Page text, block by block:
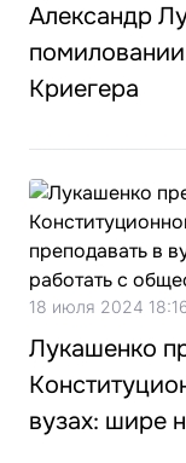
Александр
Криегера
18 июля 2024
Лукашенко
вузах: шире